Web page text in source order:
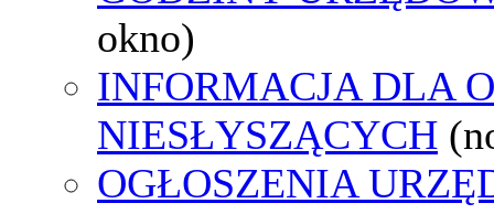
okno)
INFORMACJA DLA
NIESŁYSZĄCYCH
OGŁOSZENIA